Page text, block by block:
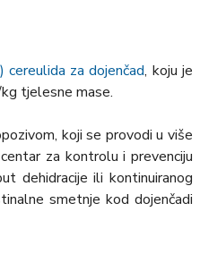
za dojenčad, koju je
tjelesne mase.
koji se provodi u više
za kontrolu i prevenciju
dehidracije ili kontinuiranog
smetnje kod dojenčadi